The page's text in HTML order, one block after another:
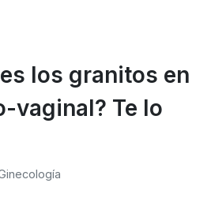
los granitos en
vaginal? Te lo